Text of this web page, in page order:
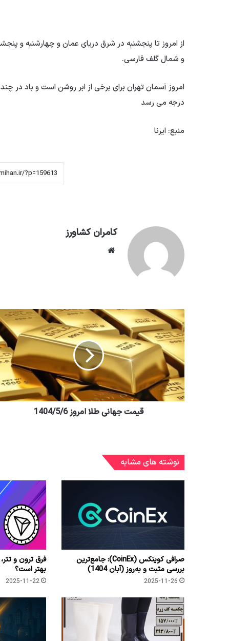
از امروز تا پنجشنبه در شرق دریای عمان و چهارشنبه و
و شمال گلف فارسی.
درجه می رسد
منبع: ایرنا
کامران کشاورز
قیمت جهانی طلا امروز 1404/5/6
نوشته های مشابه
صرافی کوینکس (CoinEx): جامع‌ترین
بررسی مثبت و به‌روز (آبان 1404)
2025-11-26
فرق ترون و
بهتر است؟
2025-11-22